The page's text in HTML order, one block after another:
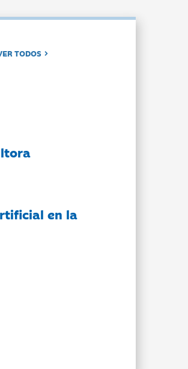
TODOS
en la